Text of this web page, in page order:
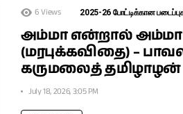
6 Views 2025-26 போட்டிக்கான
அம்மா என்றால்
(மரபுக்கவிதை) –
கருமலைத் தமிழாழன்
July 18, 2026, 3:05 PM